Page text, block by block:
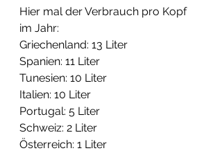
Hier mal der Verbrauch pro Kopf
im Jahr:
Griechenland: 13 Liter
Spanien: 11 Liter
Tunesien: 10 Liter
Italien: 10 Liter
Portugal: 5 Liter
Schweiz: 2 Liter
Österreich: 1 Liter